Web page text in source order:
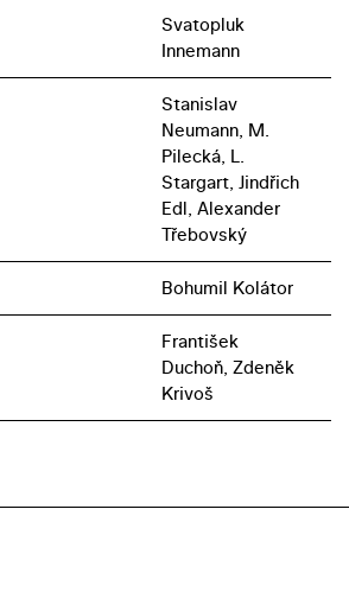
Svatopluk
Innemann
Stanislav
Neumann, M.
Pilecká, L.
Stargart, Jindřich
Edl, Alexander
Třebovský
Bohumil Kolátor
František
Duchoň, Zdeněk
Krivoš